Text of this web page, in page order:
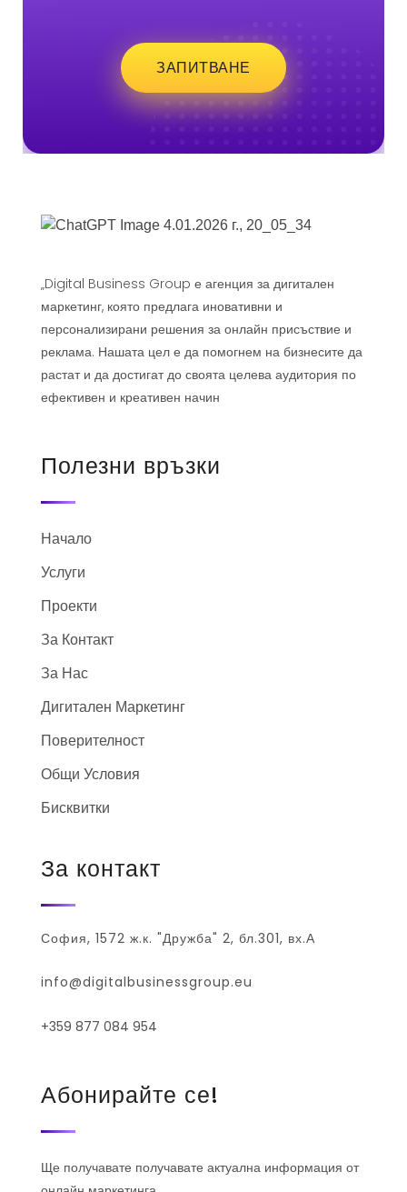
ЗАПИТВАНЕ
„Digital Business Group е агенция за дигитален
маркетинг, която предлага иновативни и
персонализирани решения за онлайн присъствие и
реклама. Нашата цел е да помогнем на бизнесите да
растат и да достигат до своята целева аудитория по
ефективен и креативен начин
Полезни връзки
Начало
Услуги
Проекти
За Контакт
За Нас
Дигитален Маркетинг
Поверителност
Общи Условия
Бисквитки
За контакт
София, 1572 ж.к. "Дружба" 2, бл.301, вх.А
info@digitalbusinessgroup.eu
+359 877 084 954
Абонирайте се!
Ще получавате получавате актуална информация от